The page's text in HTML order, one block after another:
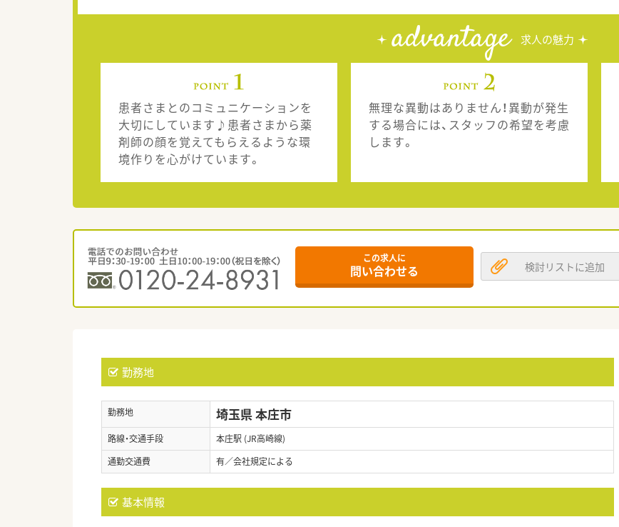
advantage 求人の魅力
患者さまとのコミュニケーションを
大切にしています♪患者さまから薬
剤師の顔を覚えてもらえるような環
境作りを心がけています。
無理な異動はありません！異動が発生
する場合には、スタッフの希望を考慮
します。
この求人に
問い合わせる 検討リストに追加
勤務地
勤務地 埼玉県 本庄市
路線・交通手段
本庄駅 (JR高崎線)
通勤交通費
有／会社規定による
基本情報